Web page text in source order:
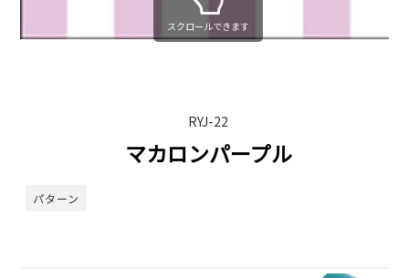
スクロールできます
RYJ-22
マカロンパープル
パターン